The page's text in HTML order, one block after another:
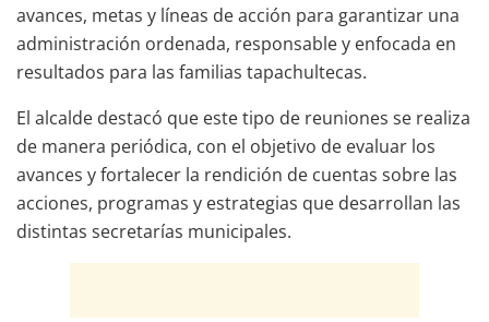
avances, metas y líneas de acción para garantizar una
administración ordenada, responsable y enfocada en
resultados para las familias tapachultecas.
El alcalde destacó que este tipo de reuniones se realiza
de manera periódica, con el objetivo de evaluar los
avances y fortalecer la rendición de cuentas sobre las
acciones, programas y estrategias que desarrollan las
distintas secretarías municipales.